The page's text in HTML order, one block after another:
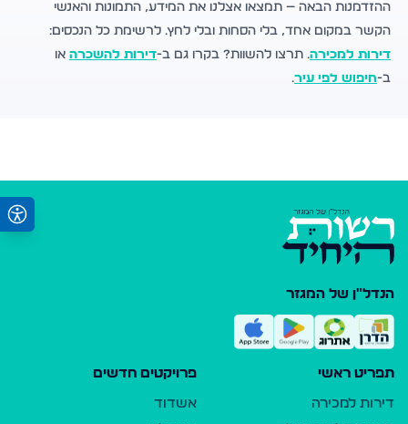
ההזדמנות הבאה — תמצאו אצלנו את המידע, התמונות והאנשי
הקשר במקום אחד, בלי הסחות ובלי לחץ. לרשימת כל הנכסים:
דירות למכירה. תרצו להשוות? בקרו גם ב-דירות להשכרה או
ב-חיפוש לפי עיר.
הנדל"ן של המגזר
תפריט ראשי
דירות למכירה
פרויקטים חדשים
אשדוד